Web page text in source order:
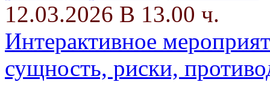
12.03.2026 В 13.00 ч.
Интерактивное
сущность, риски,